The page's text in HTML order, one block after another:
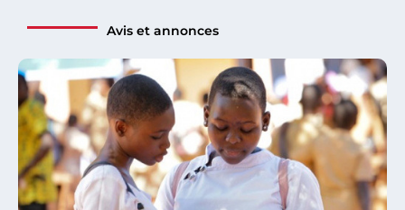
Avis et annonces